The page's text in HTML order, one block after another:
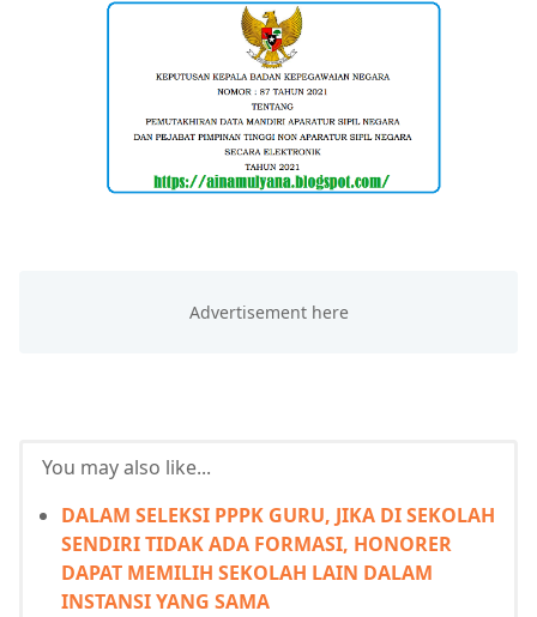
You may also like...
DALAM SELEKSI PPPK GURU, JIKA DI SEKOLAH
SENDIRI TIDAK ADA FORMASI, HONORER
DAPAT MEMILIH SEKOLAH LAIN DALAM
INSTANSI YANG SAMA